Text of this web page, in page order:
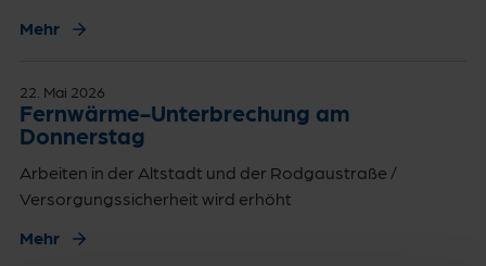
Mehr
22. Mai 2026
Fernwärme-Unterbrechung am
Donnerstag
Arbeiten in der Altstadt und der Rodgaustraße /
Versorgungssicherheit wird erhöht
Mehr